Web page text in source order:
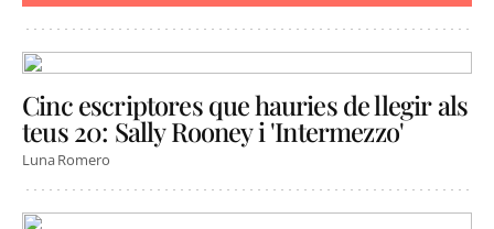
Cinc escriptores que hauries de llegir als
teus 20: Sally Rooney i 'Intermezzo'
Luna Romero